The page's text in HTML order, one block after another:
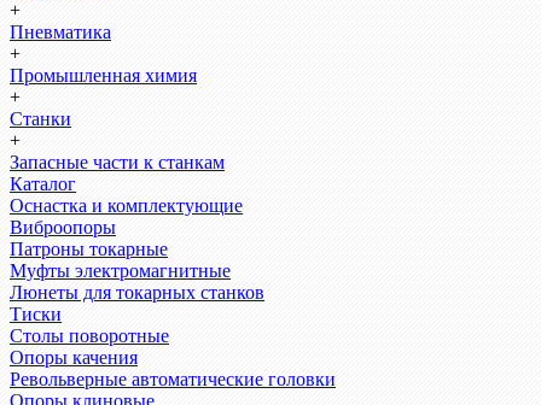
+
Пневматика
+
Промышленная химия
+
Станки
+
Запасные части к станкам
Каталог
Оснастка и комплектующие
Виброопоры
Патроны токарные
Муфты электромагнитные
Люнеты для токарных станков
Тиски
Столы поворотные
Опоры качения
Револьверные автоматические головки
Опоры клиновые